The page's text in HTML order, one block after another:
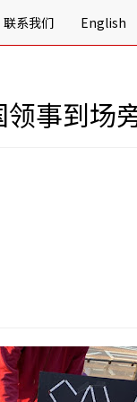
联系我们 English
事到场